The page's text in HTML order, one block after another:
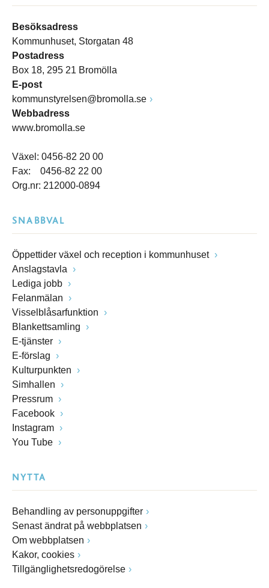
Besöksadress
Kommunhuset, Storgatan 48
Postadress
Box 18, 295 21 Bromölla
E-post
kommunstyrelsen@bromolla.se
Webbadress
www.bromolla.se
Växel: 0456-82 20 00
Fax: 0456-82 22 00
Org.nr: 212000-0894
SNABBVAL
Öppettider växel och reception i kommunhuset
Anslagstavla
Lediga jobb
Felanmälan
Visselblåsarfunktion
Blankettsamling
E-tjänster
E-förslag
Kulturpunkten
Simhallen
Pressrum
Facebook
Instagram
You Tube
NYTTA
Behandling av personuppgifter
Senast ändrat på webbplatsen
Om webbplatsen
Kakor, cookies
Tillgänglighetsredogörelse